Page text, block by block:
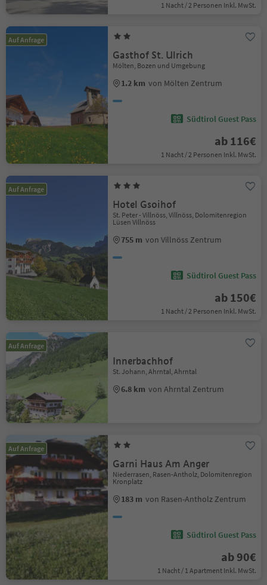
1 Nacht / 2 Personen Inkl. MwSt.
Auf Anfrage
Gasthof St. Ulrich
Mölten, Bozen und Umgebung
1.2 km von Mölten Zentrum
Südtirol Guest Pass
ab 116€
1 Nacht / 2 Personen Inkl. MwSt.
Auf Anfrage
Hotel Gsoihof
St. Peter - Villnöss, Villnöss, Dolomitenregion
Lüsen Villnöss
755 m von Villnöss Zentrum
Südtirol Guest Pass
ab 150€
1 Nacht / 2 Personen Inkl. MwSt.
Auf Anfrage
Innerbachhof
St. Johann, Ahrntal, Ahrntal
6.8 km von Ahrntal Zentrum
Auf Anfrage
Garni Haus Am Anger
Niederrasen, Rasen-Antholz, Dolomitenregion
Kronplatz
183 m von Rasen-Antholz Zentrum
Südtirol Guest Pass
ab 90€
1 Nacht / 1 Apartment Inkl. MwSt.